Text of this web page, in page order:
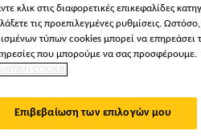
Καινοτομίες
Έργα
αναφοράς
κλικ στις διαφορετικές επικεφαλίδες
τις προεπιλεγμένες ρυθμίσεις.
τύπων cookies μπορεί να επηρεάσει
που μπορούμε να σας προσφέρουμε.
COOKIE
Επιβεβαίωση των επιλογών μου